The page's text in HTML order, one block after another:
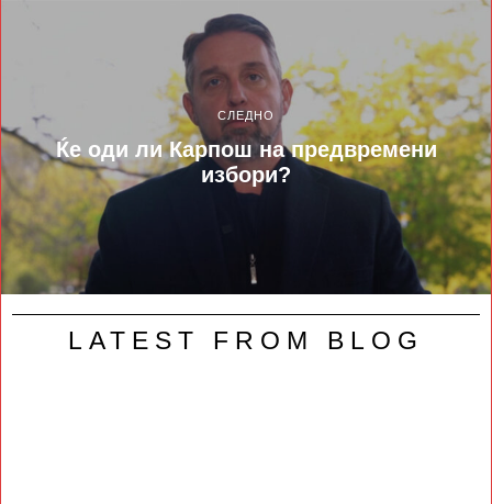
СЛЕДНО
Ќе оди ли Карпош на предвремени
избори?
LATEST FROM BLOG